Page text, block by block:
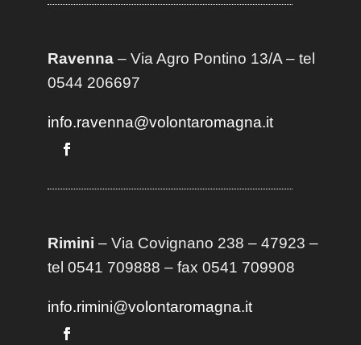
Ravenna– Via Agro Pontino 13/A– tel
0544 206697
info.ravenna@volontaromagna.it
Rimini – Via Covignano 238 – 47923 –
tel 0541 709888 – fax 0541 709908
info.rimini@volontaromagna.it